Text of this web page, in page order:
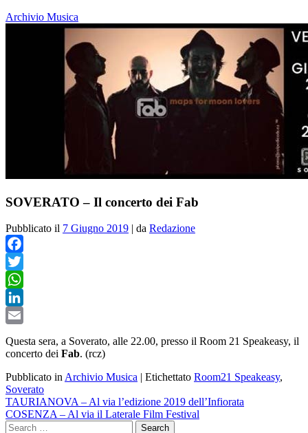
Archivio Musica
SOVERATO – Il concerto dei Fab
Pubblicato il 7 Giugno 2019 | da Redazione
Facebook
Twitter
WhatsApp
LinkedIn
Questa sera, a Soverato, alle 22.00, presso il Room 21 Speakeasy, il
concerto dei Fab. (rcz)
Pubblicato inArchivio Musica | Etichettato Room21 Speakeasy,
Soverato
Navigazione
articoli
TAURIANOVA – Al via l’edizione 2019 dell’Infiorata
COSENZA – Al via il Laterale Film Festival